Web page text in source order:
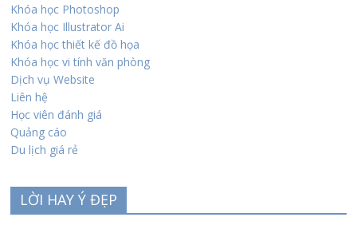
Khóa học Photoshop
Khóa học Illustrator Ai
Khóa học thiết kế đồ họa
Khóa học vi tính văn phòng
Dịch vụ Website
Liên hệ
Học viên đánh giá
Quảng cáo
Du lịch giá rẻ
LỜI HAY Ý ĐẸP